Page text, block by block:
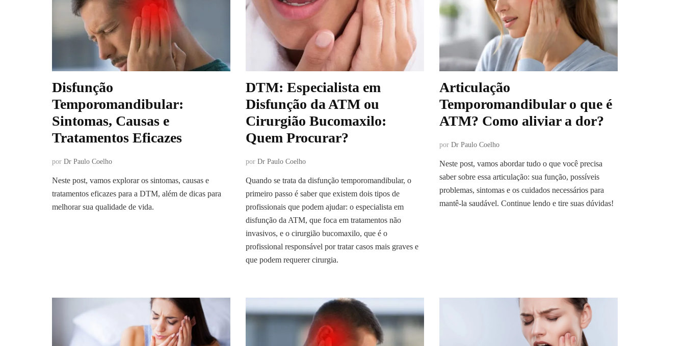
Disfunção
Temporomandibular:
Sintomas, Causas e
Tratamentos Eficazes
por Dr Paulo Coelho
Neste post, vamos explorar os sintomas, causas e
tratamentos eficazes para a DTM, além de dicas para
melhorar sua qualidade de vida.
DTM: Especialista em
Disfunção da ATM ou
Cirurgião Bucomaxilo:
Quem Procurar?
por Dr Paulo Coelho
Quando se trata da disfunção temporomandibular, o
primeiro passo é saber que existem dois tipos de
profissionais que podem ajudar: o especialista em
disfunção da ATM, que foca em tratamentos não
invasivos, e o cirurgião bucomaxilo, que é o
profissional responsável por tratar casos mais graves e
que podem requerer cirurgia.
Articulação
Temporomandibular o que é
ATM? Como aliviar a dor?
por Dr Paulo Coelho
Neste post, vamos abordar tudo o que você precisa
saber sobre essa articulação: sua função, possíveis
problemas, sintomas e os cuidados necessários para
mantê-la saudável. Continue lendo e tire suas dúvidas!